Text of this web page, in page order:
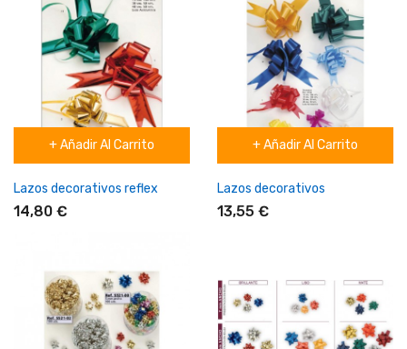
+ Añadir Al Carrito
Lazos decorativos reflex
14,80 €
+ Añadir Al Carrito
Lazos decorativos
13,55 €